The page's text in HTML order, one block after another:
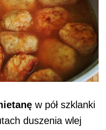
w pół szklanki
duszenia wlej